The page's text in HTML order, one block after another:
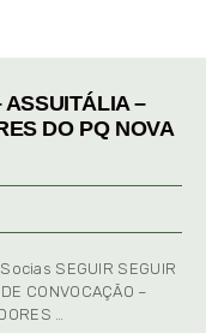
ASSUITÁLIA –
DO PQ NOVA
SEGUIR SEGUIR
CONVOCAÇÃO –
…